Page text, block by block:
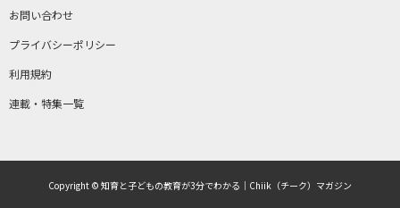
お問い合わせ
プライバシーポリシー
利用規約
連載・特集一覧
Copyright © 知育と子どもの教育が3分でわかる｜Chiik（チーク）マガジン